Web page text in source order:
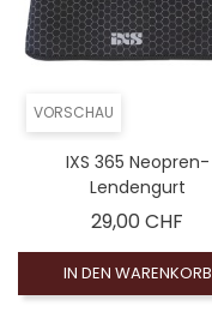
VORSCHAU
IXS 365 Neopren-
Lendengurt
29,00 CHF
IN DEN WARENKORB